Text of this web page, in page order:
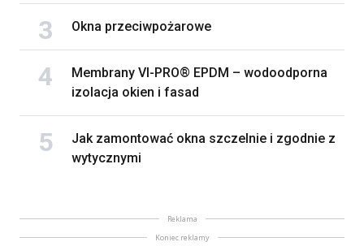
Okna przeciwpożarowe
Membrany VI-PRO® EPDM – wodoodporna
izolacja okien i fasad
Jak zamontować okna szczelnie i zgodnie z
wytycznymi
Reklama
Koniec reklamy